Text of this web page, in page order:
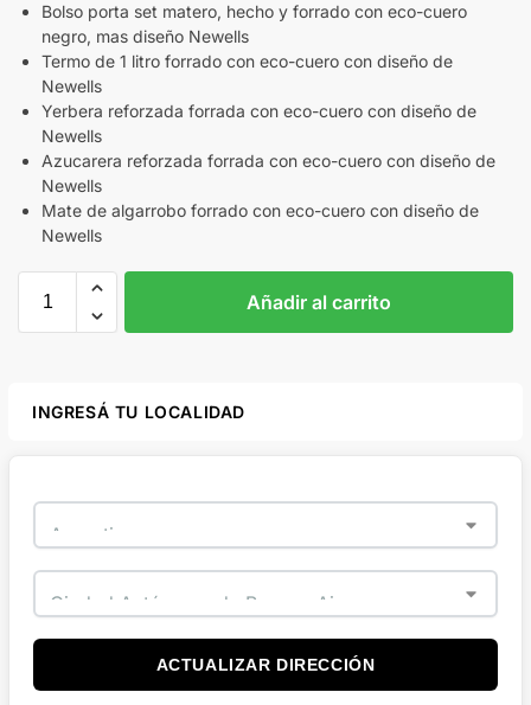
Bolso porta set matero, hecho y forrado con eco-cuero
negro, mas diseño Newells
Termo de 1 litro forrado con eco-cuero con diseño de
Newells
Yerbera reforzada forrada con eco-cuero con diseño de
Newells
Azucarera reforzada forrada con eco-cuero con diseño de
Newells
Mate de algarrobo forrado con eco-cuero con diseño de
Newells
Añadir al carrito
INGRESÁ TU LOCALIDAD
ACTUALIZAR DIRECCIÓN